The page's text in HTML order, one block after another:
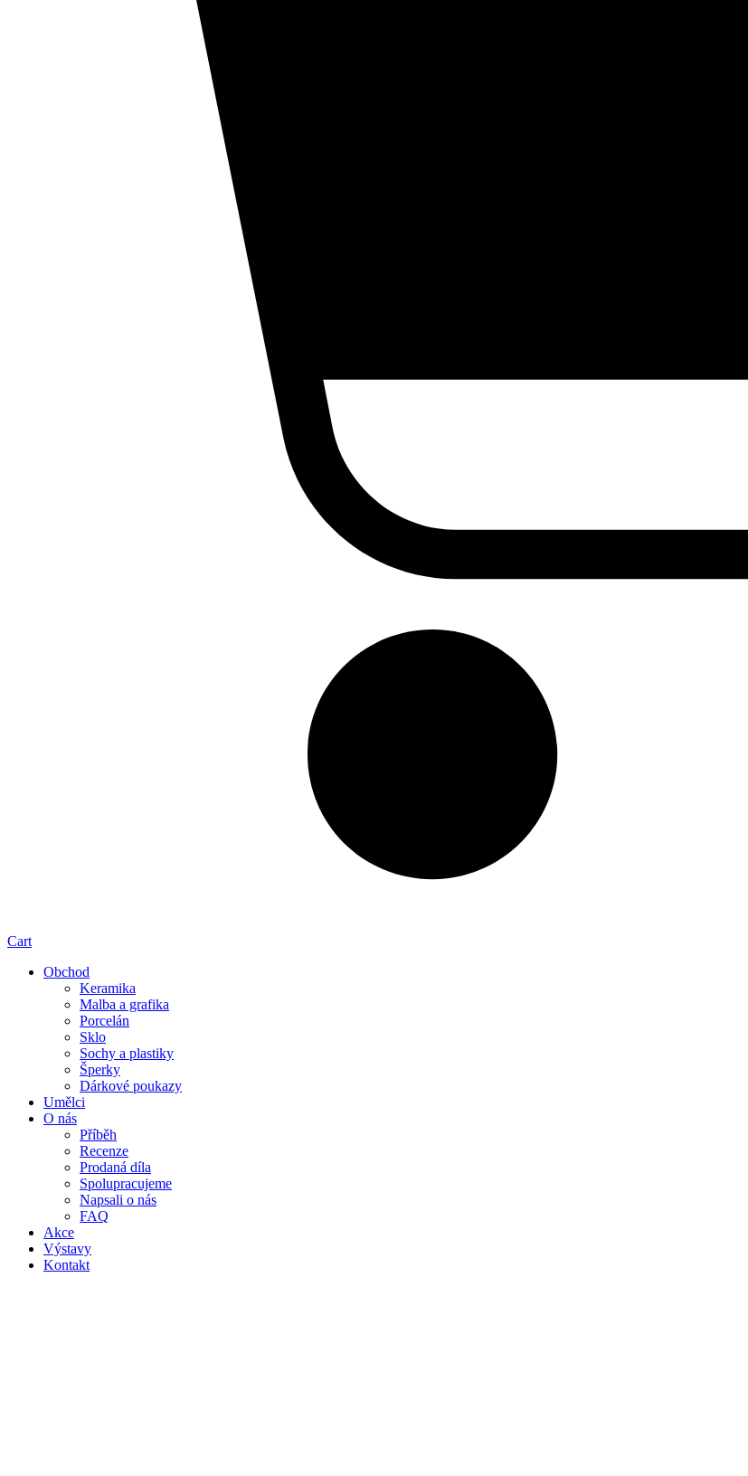
Cart
Obchod
Keramika
Malba a grafika
Porcelán
Sklo
Sochy a plastiky
Šperky
Dárkové poukazy
Umělci
O nás
Příběh
Recenze
Prodaná díla
Spolupracujeme
Napsali o nás
FAQ
Akce
Výstavy
Kontakt